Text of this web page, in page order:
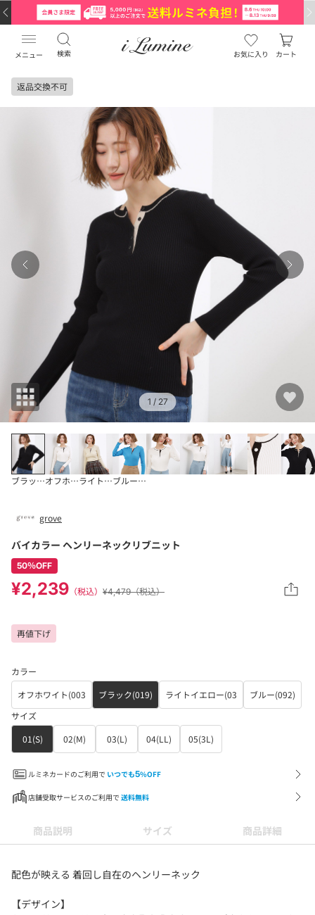
メニュー 検索 お気に入り カート
返品交換不可
1 / 27
ブラック(019)オフホワイト(003ライトイエロー(03
ブルー(092)
grove
バイカラー ヘンリーネックリブニット
50％OFF
¥2,239 （税込） ¥4,479（税込）
再値下げ
カラー
オフホワイト(003
ブラック(019) ライトイエロー(03
ブルー(092)
サイズ
01(S)
02(M) 03(L) 04(LL) 05(3L)
ルミネカードのご利用で いつでも5%OFF
店舗受取サービスのご利用で 送料無料
商品説明 サイズ 商品詳細
配色が映える 着回し自在のヘンリーネック
【デザイン】